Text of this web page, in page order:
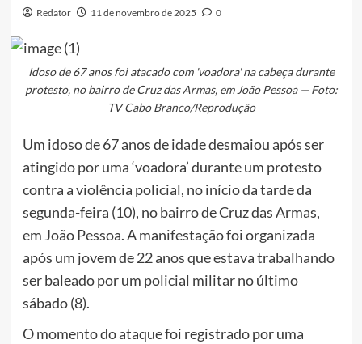
Redator 11 de novembro de 2025 0
Idoso de 67 anos foi atacado com 'voadora' na cabeça durante
protesto, no bairro de Cruz das Armas, em João Pessoa — Foto:
TV Cabo Branco/Reprodução
Um idoso de 67 anos de idade desmaiou após ser
atingido por uma ‘voadora’ durante um protesto
contra a violência policial, no início da tarde da
segunda-feira (10), no bairro de Cruz das Armas,
em João Pessoa. A manifestação foi organizada
após um jovem de 22 anos que estava trabalhando
ser baleado por um policial militar no último
sábado (8).
O momento do ataque foi registrado por uma